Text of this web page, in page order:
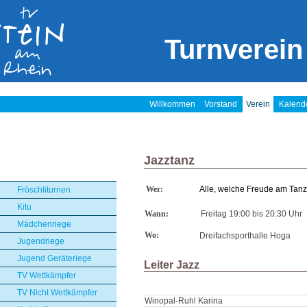
Willkommen Vorstand Verein
Fröschliturnen
Kitu
Mädchenriege
Jugendriege
Jugend Geräteriege
TV Wettkämpfer
TV Nicht Wettkämpfer
Jazztanz
Wer: Alle, welche Freude am
Wann: Freitag 19:00 bis 20:30 Uhr
Wo: Dreifachsporthalle Hoga
Leiter Jazz
Winopal-Ruhl Karina